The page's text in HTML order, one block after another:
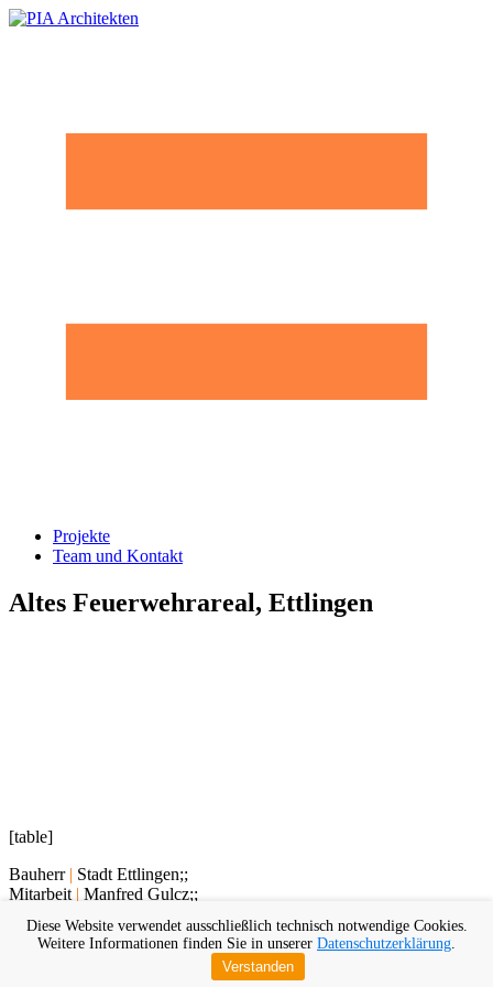
Projekte
Team und Kontakt
Altes Feuerwehrareal, Ettlingen
[table]
Bauherr | Stadt Ettlingen;;
Mitarbeit | Manfred Gulcz;;
Mehrfachbeauftragung|LPH 1-2;;
Diese Website verwendet ausschließlich technisch notwendige Cookies.
Weitere Informationen finden Sie in unserer Datenschutzerklärung.
Verstanden